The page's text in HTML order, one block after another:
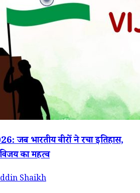
जब भारतीय वीरों ने रचा इतिहास,
का महत्व
Shaikh